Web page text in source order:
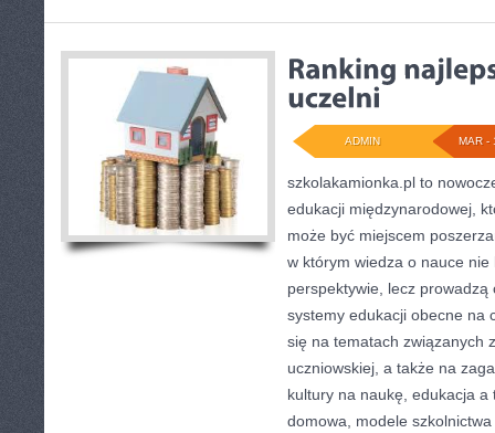
MAR -
ADMIN
szkolakamionka.pl to
edukacji międzynarodowej,
może być miejscem
w którym wiedza o nauce
perspektywie, lecz
systemy edukacji obecne na
się na tematach związanych
uczniowskiej, a także na
kultury na naukę, edukacja
domowa, modele